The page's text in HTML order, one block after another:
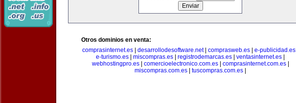
Otros dominios en venta:
comprasinternet.es
desarrollodesoftware.net| comprasweb.es e-publicidad.es
e-turismo.es
miscompras.es registrodemarcas.es ventasinternet.es
webhostingpro.es| comercioelectronico.com.es| comprasinternet.com.es|
miscompras.com.es
tuscompras.com.es